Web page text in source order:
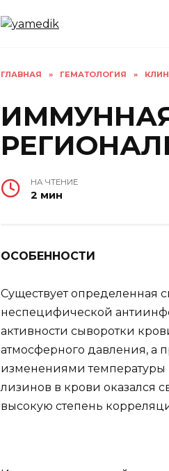
ГЛАВНАЯ » ГЕМАТОЛОГИЯ »
НА ЧТЕНИЕ
2 мин
ОСОБЕННОСТИ
Существует определенная
неспецифической
активности сыворотки
атмосферного давления, а
изменениями температуры
лизинов в крови оказался
высокую степень